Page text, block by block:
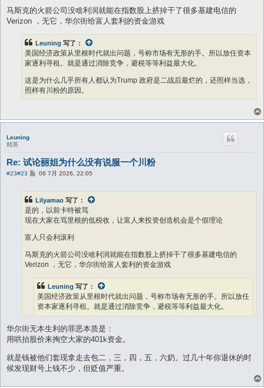
马斯克的火箭公司没啥利润就能在指数股上挤掉干了很多基建电信的
Verizon ，无它，华尔街给富人套利的资金游戏
Leuning 写了：
美国经济政策从里根时代就出问题，号称市场有无形的手。所以放任资本
家逐利寻租。就是通过消除竞争，避税等等利益最大化。
这是为什么几乎所有人都认为Trump 政府是二战后最烂的，还照样当选，
照样有川粉的原因。
Leuning
精英
Re: 试论丽姐为什么没有说服一个川粉
#23#23
帖
06 7月 2026, 22:05
Lilyamao 写了：
是的，以前卡特被骂
现在大家在骂里根的低税收，让富人来投资创造机会是个假理论
富人只会利滚利
马斯克的火箭公司没啥利润就能在指数股上挤掉干了很多基建电信的
Verizon ，无它，华尔街给富人套利的资金游戏
Leuning 写了：
美国经济政策从里根时代就出问题，号称市场有无形的手。所以放任
资本家逐利寻租。就是通过消除竞争，避税等等利益最大化。
这是为什么几乎所有人都认为Trump 政府是二战后最烂的，还照样
当选，照样有川粉的原因。
华尔街无本生利的罪恶本质是：
用哄抬股价来掏空大家的401k资金。
就是钱被他们套现拿走去包二，三，四，五，六奶。过几十年你退休的时
候发现财号上钱不少，但贬值严重。